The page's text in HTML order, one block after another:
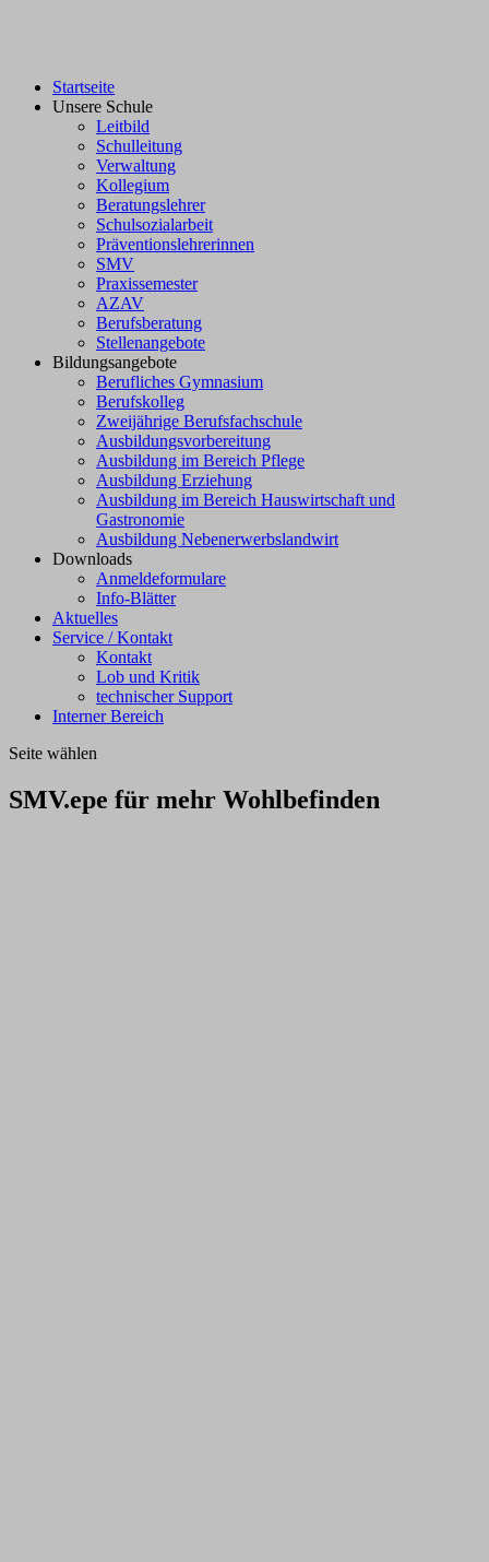
Startseite
Unsere Schule
Leitbild
Schulleitung
Verwaltung
Kollegium
Beratungslehrer
Schulsozialarbeit
Präventionslehrerinnen
SMV
Praxissemester
AZAV
Berufsberatung
Stellenangebote
Bildungsangebote
Berufliches Gymnasium
Berufskolleg
Zweijährige Berufsfachschule
Ausbildungsvorbereitung
Ausbildung im Bereich Pflege
Ausbildung Erziehung
Ausbildung im Bereich Hauswirtschaft und
Gastronomie
Ausbildung Nebenerwerbslandwirt
Downloads
Anmeldeformulare
Info-Blätter
Aktuelles
Service / Kontakt
Kontakt
Lob und Kritik
technischer Support
Interner Bereich
Seite wählen
SMV.epe für mehr Wohlbefinden